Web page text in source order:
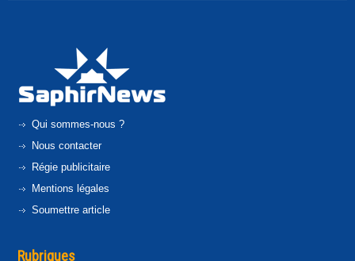
Qui sommes-nous ?
Nous contacter
Régie publicitaire
Mentions légales
Soumettre article
Rubriques